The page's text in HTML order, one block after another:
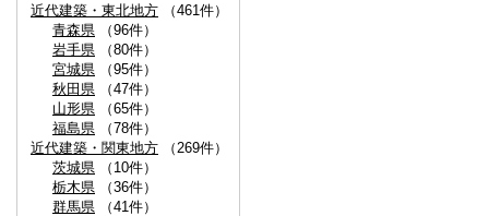
近代建築・東北地方 （461件）
青森県 （96件）
岩手県 （80件）
宮城県 （95件）
秋田県 （47件）
山形県 （65件）
福島県 （78件）
近代建築・関東地方 （269件）
茨城県 （10件）
栃木県 （36件）
群馬県 （41件）